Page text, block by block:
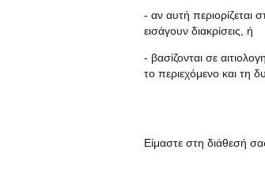
- αν αυτή περιορίζεται
εισάγουν διακρίσεις, ή
- βασίζονται σε
το περιεχόμενο και τη
Είμαστε στη διάθεσή σας